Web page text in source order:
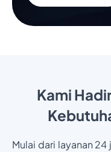
Kami
Mulai dari layanan